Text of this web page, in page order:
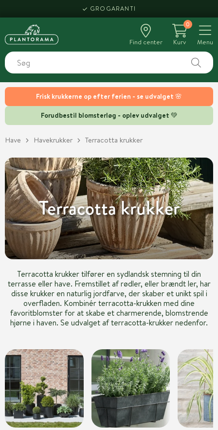
Frisk krukkerne op efter ferien - se udvalget 🌸
Forudbestil blomsterløg - oplev udvalget 💚
HENT SAMME DAG
Find center
0
Kurv
Menu
Have Havekrukker Terracotta krukker
Terracotta krukker
Terracotta krukker tilfører en sydlandsk stemning til din
terrasse eller have. Fremstillet af rødler, eller brændt ler, har
disse krukker en naturlig jordfarve, der skaber et unikt spil i
overfladen. Kombinér terracotta-krukken med dine
favoritblomster for at skabe et charmerende, blomstrende
hjørne i haven. Se udvalget af terracotta-krukker nedenfor.